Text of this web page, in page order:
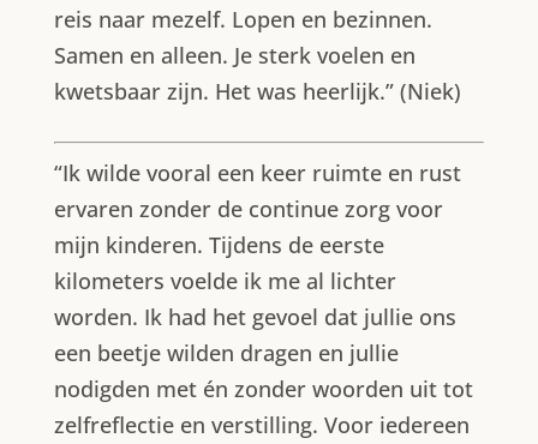
reis naar mezelf. Lopen en bezinnen.
Samen en alleen. Je sterk voelen en
kwetsbaar zijn. Het was heerlijk.” (Niek)
“Ik wilde vooral een keer ruimte en rust
ervaren zonder de continue zorg voor
mijn kinderen. Tijdens de eerste
kilometers voelde ik me al lichter
worden. Ik had het gevoel dat jullie ons
een beetje wilden dragen en jullie
nodigden met én zonder woorden uit tot
zelfreflectie en verstilling. Voor iedereen